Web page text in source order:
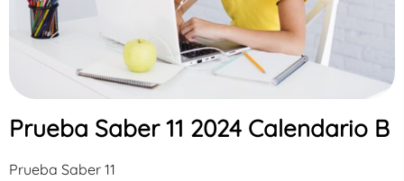
Prueba Saber 11 2024 Calendario B
Prueba Saber 11